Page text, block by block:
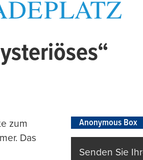
zum
Das
Anonymous Box
Senden Sie